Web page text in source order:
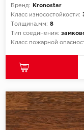
Бренд:
Kronostar
Класс износостойкости:
Толщина,мм: 8
Тип соединения:
Класс пожарной